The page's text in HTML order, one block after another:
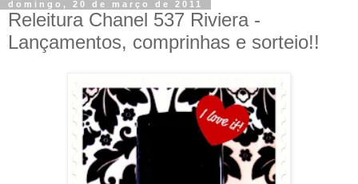
domingo, 20 de março de 2011
Releitura Chanel 537 Riviera -
Lançamentos, comprinhas e sorteio!!